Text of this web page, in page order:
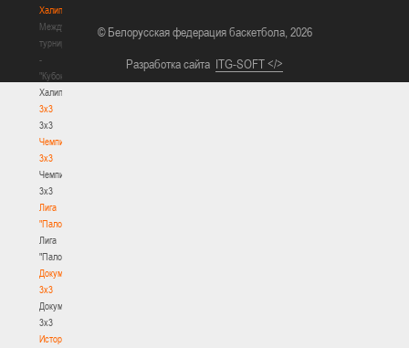
Халипского"
Международный
турнир
-
"Кубок
Халипского"
3x3
3x3
Чемпионат
3х3
Чемпионат
3х3
Лига
"Палова"
Лига
"Палова"
Документы
3х3
Документы
3х3
История
© Белорусская федерация баскетбола, 2026
Разработка сайта ITG-SOFT </>